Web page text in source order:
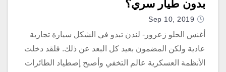
بدون طيار سري؟
Sep 10, 2019
أغنس الحلو زعرور- لندن تبدو في الشكل سيارة تجارية
عادية ولكن المضمون بعيد كل البعد عن ذلك. فلقد دخلت
الأنظمة العسكرية عالم التخفي وأصبح إصطياد الطائرات